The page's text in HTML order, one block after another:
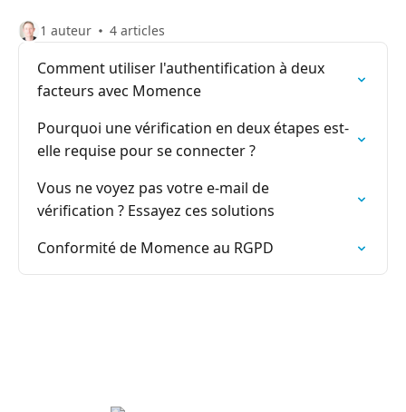
1 auteur 4 articles
Comment utiliser l'authentification à deux
facteurs avec Momence
Pourquoi une vérification en deux étapes est-
elle requise pour se connecter ?
Vous ne voyez pas votre e-mail de
vérification ? Essayez ces solutions
Conformité de Momence au RGPD